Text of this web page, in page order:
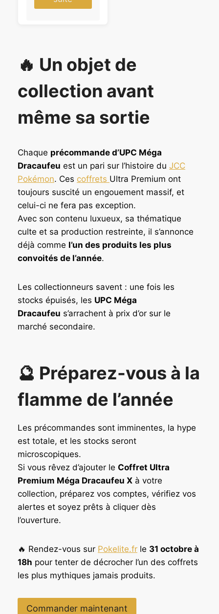
🔥 Un objet de
collection avant
même sa sortie
Chaque précommande d’UPC Méga
Dracaufeu est un pari sur l’histoire du JCC
Pokémon. Ces coffrets Ultra Premium ont
toujours suscité un engouement massif, et
celui-ci ne fera pas exception.
Avec son contenu luxueux, sa thématique
culte et sa production restreinte, il s’annonce
déjà comme l’un des produits les plus
convoités de l’année.
Les collectionneurs savent : une fois les
stocks épuisés, les UPC Méga
Dracaufeu s’arrachent à prix d’or sur le
marché secondaire.
🔮 Préparez-vous à la
flamme de l’année
Les précommandes sont imminentes, la hype
est totale, et les stocks seront
microscopiques.
Si vous rêvez d’ajouter le Coffret Ultra
Premium Méga Dracaufeu X à votre
collection, préparez vos comptes, vérifiez vos
alertes et soyez prêts à cliquer dès
l’ouverture.
🔥 Rendez-vous sur Pokelite.fr le 31 octobre à
18h pour tenter de décrocher l’un des coffrets
les plus mythiques jamais produits.
Commander maintenant